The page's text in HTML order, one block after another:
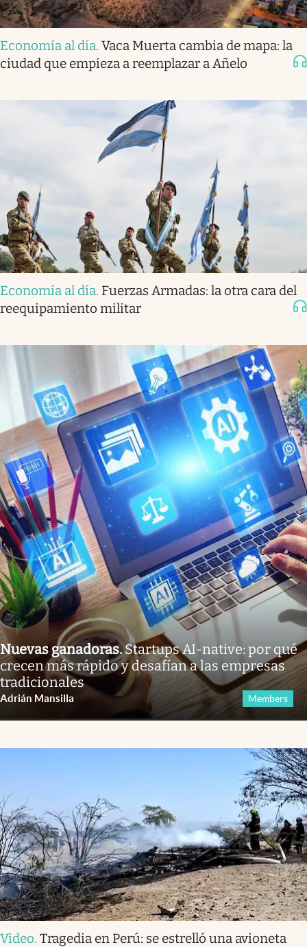
Economía al día. Vaca Muerta cambia de mapa: la
ciudad que empieza a reemplazar a Añelo
Economía al día. Fuerzas Armadas: la otra cara del
reequipamiento militar
Nuevas ganadoras.Startups AI-native: por qué
crecen más rápido y desafían a las empresas
tradicionales
Adrián Mansilla Members
Video. Tragedia en Perú: se estrelló una avioneta